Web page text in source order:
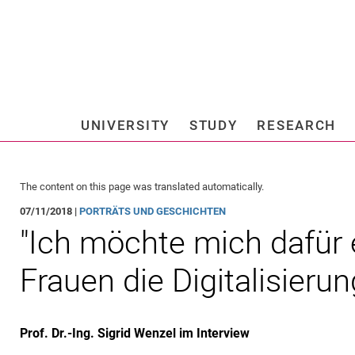
Jump directly to: main
UNIVERSITY STUDY RESEARCH
The content on this page was translated automatically.
07/11/2018 |PORTRÄTS UND GESCHICHTEN
"Ich möchte mich dafür
Frauen die
Prof. Dr.-Ing. Sigrid Wenzel im Interview